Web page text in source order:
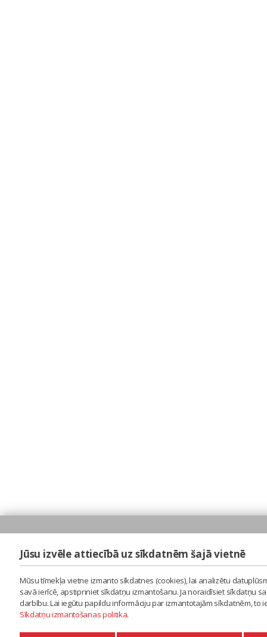
Jūsu izvēle attiecībā uz sīkdatnēm šajā vietnē
Mūsu tīmekļa vietne izmanto sīkdatnes (cookies), lai analizētu
savā ierīcē, apstipriniet sīkdatņu izmantošanu. Ja noraidīsiet sīkdatņu
darbību. Lai iegūtu papildu informāciju par izmantotajām sīkdatnēm,
Sīkdatņu izmantošanas politika.